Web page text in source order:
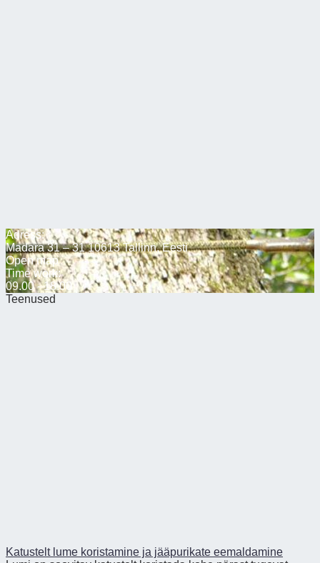
Adress:
Madara 31 – 31 10613 Tallinn, Eesti
Open map
Time work:
09.00 - 18.00
Teenused
Katustelt lume koristamine ja jääpurikate eemaldamine